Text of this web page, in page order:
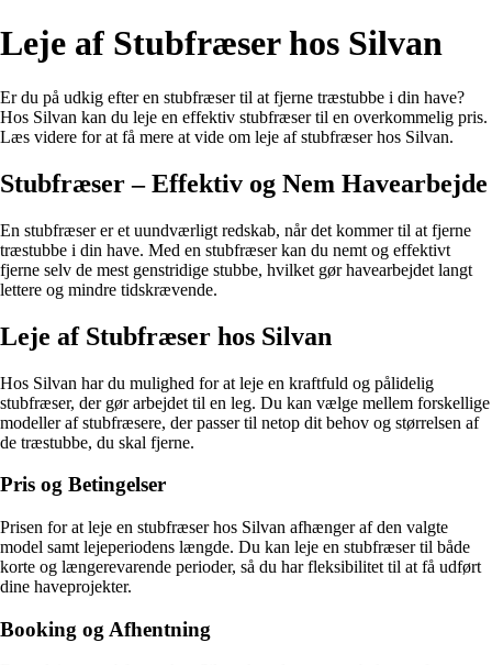
Leje af Stubfræser hos Silvan
Er du på udkig efter en stubfræser til at fjerne træstubbe i din have?
Hos Silvan kan du leje en effektiv stubfræser til en overkommelig pris.
Læs videre for at få mere at vide om leje af stubfræser hos Silvan.
Stubfræser – Effektiv og Nem Havearbejde
En stubfræser er et uundværligt redskab, når det kommer til at fjerne
træstubbe i din have. Med en stubfræser kan du nemt og effektivt
fjerne selv de mest genstridige stubbe, hvilket gør havearbejdet langt
lettere og mindre tidskrævende.
Leje af Stubfræser hos Silvan
Hos Silvan har du mulighed for at leje en kraftfuld og pålidelig
stubfræser, der gør arbejdet til en leg. Du kan vælge mellem forskellige
modeller af stubfræsere, der passer til netop dit behov og størrelsen af
de træstubbe, du skal fjerne.
Pris og Betingelser
Prisen for at leje en stubfræser hos Silvan afhænger af den valgte
model samt lejeperiodens længde. Du kan leje en stubfræser til både
korte og længerevarende perioder, så du har fleksibilitet til at få udført
dine haveprojekter.
Booking og Afhentning